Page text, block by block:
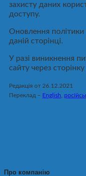
захисту даних
доступу.
Оновлення політики
даній сторінці.
У разі виникнення
сайту через сторінку
Редакція от 26.12.2021
Переклад – English
Про компанію